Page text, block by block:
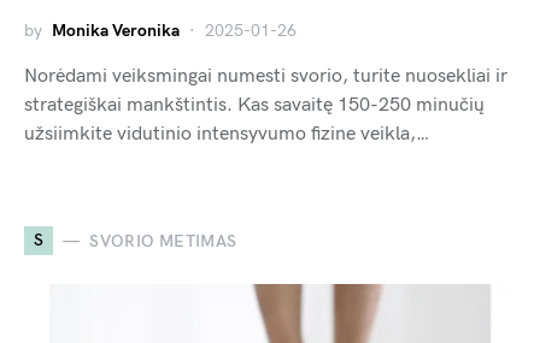
by Monika Veronika 2025-01-26
Norėdami veiksmingai numesti svorio, turite nuosekliai ir
strategiškai mankštintis. Kas savaitę 150-250 minučių
užsiimkite vidutinio intensyvumo fizine veikla,…
S SVORIO METIMAS